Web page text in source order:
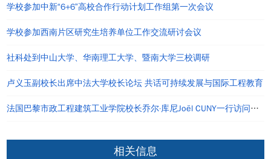
学校参加中新“6+6”高校合作行动计划工作组第一次会议
学校参加西南片区研究生培养单位工作交流研讨会议
社科处到中山大学、华南理工大学、暨南大学三校调研
卢义玉副校长出席中法大学校长论坛 共话可持续发展与国际工程教育
法国巴黎市政工程建筑工业学院校长乔尔·库尼Joël CUNY一行访问重庆大学
相关信息